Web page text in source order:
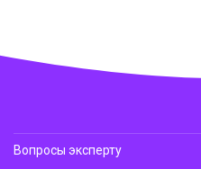
Вопросы эксперту